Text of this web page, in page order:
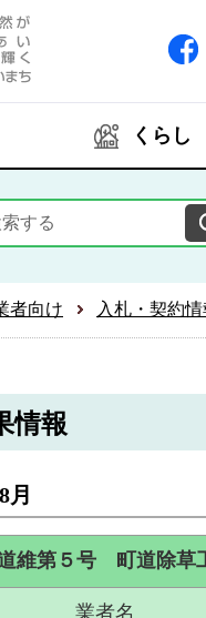
くらし
者向け 入札・契約
情報
月
維第５号 町道除草
業者名